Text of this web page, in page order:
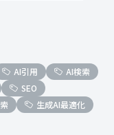
AI引用
AI検索
SEO
生成AI最適化